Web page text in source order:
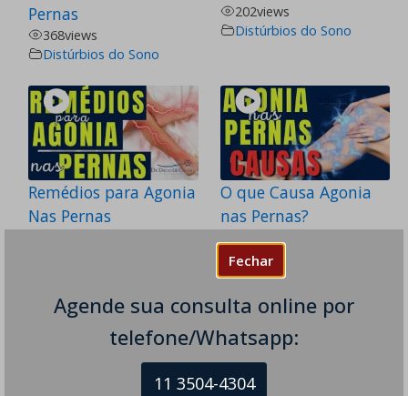
Fechar
Agende sua consulta online por
telefone/Whatsapp:
11 3504-4304
Pernas
368views
Distúrbios do Sono
202views
Distúrbios do Sono
Remédios para Agonia
Nas Pernas
O que Causa Agonia
nas Pernas?
Distúrbios do Sono